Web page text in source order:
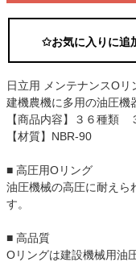
✩お気に入りに追
日立用 メンテナンスOリ
建機農機に多用の油圧機
【商品内容】３６種類
【材質】NBR-90
■ 高圧用Oリング
油圧機械の高圧に耐えら
す。
■ 高品質
Oリングは建設機械用油